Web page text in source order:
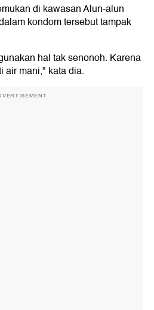
di kawasan Alun-alun
kondom tersebut tampak
hal tak senonoh. Karena
air mani," kata dia.